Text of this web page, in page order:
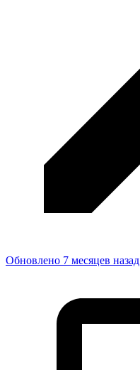
Обновлено 7 месяцев назад